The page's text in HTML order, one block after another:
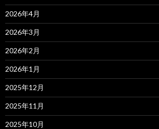
2026年4月
2026年3月
2026年2月
2026年1月
2025年12月
2025年11月
2025年10月